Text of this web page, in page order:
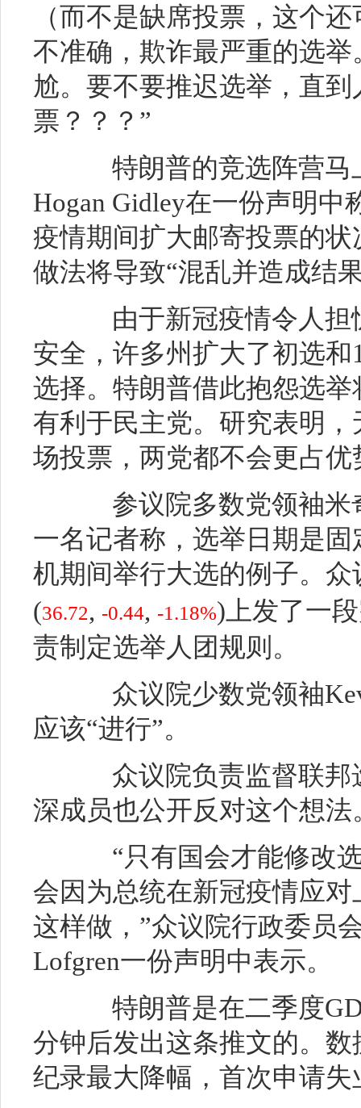
（而不是缺席投票，这个
不准确，欺诈最严重的选
尬。要不要推迟选举，直
票？？？”
特朗普的竞选阵营马
Hogan Gidley在一份声明
疫情期间扩大邮寄投票的
做法将导致“混乱并造成结
由于新冠疫情令人担
安全，许多州扩大了初选
选择。特朗普借此抱怨选
有利于民主党。研究表明
场投票，两党都不会更占优
参议院多数党领袖米
一名记者称，选举日期是
机期间举行大选的例子。众
(36.72, -0.44, -1.18%) 上发了一
责制定选举人团规则。
众议院少数党领袖
应该“进行”。
众议院负责监督联邦
深成员也公开反对这个想法
“只有国会才能修改选
会因为总统在新冠疫情应
这样做，”众议院行政委员
Lofgren一份声明中表示。
特朗普是在二季度
分钟后发出这条推文的。
纪录最大降幅，首次申请